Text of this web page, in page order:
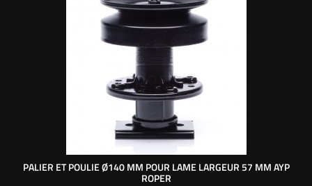
PALIER ET POULIE Ø140 MM POUR LAME LARGEUR 57 MM AYP
ROPER